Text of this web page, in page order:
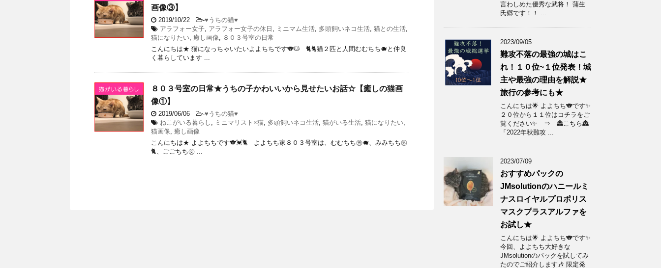
画像③】
2019/10/22 -♥うちの猫♥
アラフォー女子, アラフォー女子の休日 , ミニマム生活, 多頭飼いネコ生活, 猫との生活,
猫になりたい, 癒し画像, ８０３号室の日常
こんにちは★ 猫になっちゃいたいよよちちです🐨🐱 🐈🐈猫２匹と人間むむちち🐗と仲良
く暮らしています ...
８０３号室の日常★うちの子かわいいから見せたいお話☆【癒しの猫画
像①】
2019/06/06 -♥うちの猫♥
ねこがいる暮らし , ミニマリスト×猫, 多頭飼いネコ生活, 猫がいる生活, 猫になりたい,
猫画像, 癒し画像
こんにちは★ よよちちです🐨💓🐈 よよちち家８０３号室は、むむちち㊚🐗、みみちち㊚
🐈、ごごちち㊛ ...
言わしめた優秀な武将！ 蒲生
氏郷です！！ ...
2023/09/05
難攻不落の最強の城はこ
れ！１０位~１位発表！城
主や最強の理由を解説★
旅行の参考にも★
こんにちは🌟 よよちち🐨です✨
２０位から１１位はコチラをご
覧ください✨ ⇒ 🏯こちら🏯
「2022年秋難攻 ...
2023/07/09
おすすめパックの
JMsolutionのハニールミ
ナスロイヤルプロポリス
マスクプラスアルファを
お試し★
こんにちは🌟 よよちち🐨です✨
今回、よよちち大好きな
JMsolutionのパックを試してみ
たのでご紹介します🎶 限定発